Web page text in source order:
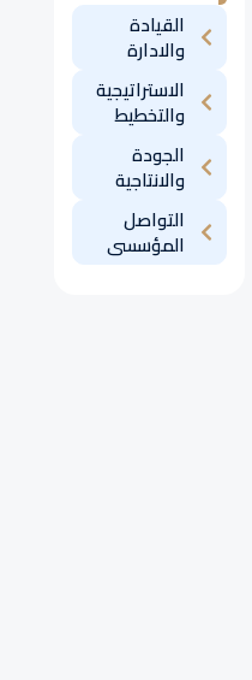
القيادة
والادارة
الاستراتيجية
والتخطيط
الجودة
والانتاجية
التواصل
المؤسسى